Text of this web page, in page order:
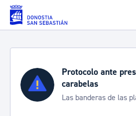
Saltar al contenido principal
ante presencia de
de las playas, referencia